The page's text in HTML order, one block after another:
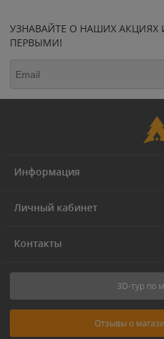
УЗНАВАЙТЕ О НАШИХ АКЦИЯХ
ПЕРВЫМИ!
Информация
Личный кабинет
Контакты
3D-тур по
Отзывы о